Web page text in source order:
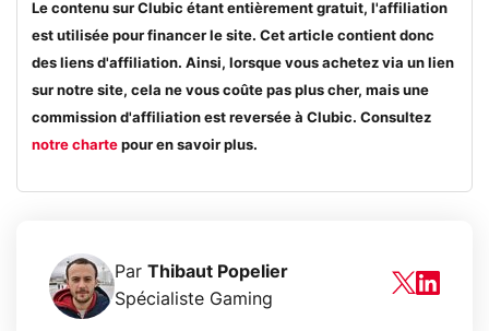
Le contenu sur Clubic étant entièrement gratuit, l'affiliation
est utilisée pour financer le site. Cet article contient donc
des liens d'affiliation. Ainsi, lorsque vous achetez via un lien
sur notre site, cela ne vous coûte pas plus cher, mais une
commission d'affiliation est reversée à Clubic. Consultez
notre charte pour en savoir plus.
Par Thibaut Popelier
Spécialiste Gaming